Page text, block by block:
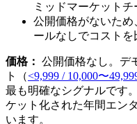
ミッドマーケット
公開価格がないため
ールなしでコスト
価格： 公開価格なし。デ
ト（<9,999 / 10,000〜
最も明確なシグナルです
ケット化された年間エン
います。